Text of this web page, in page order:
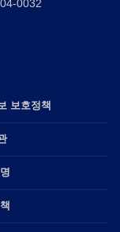
0032
보호정책